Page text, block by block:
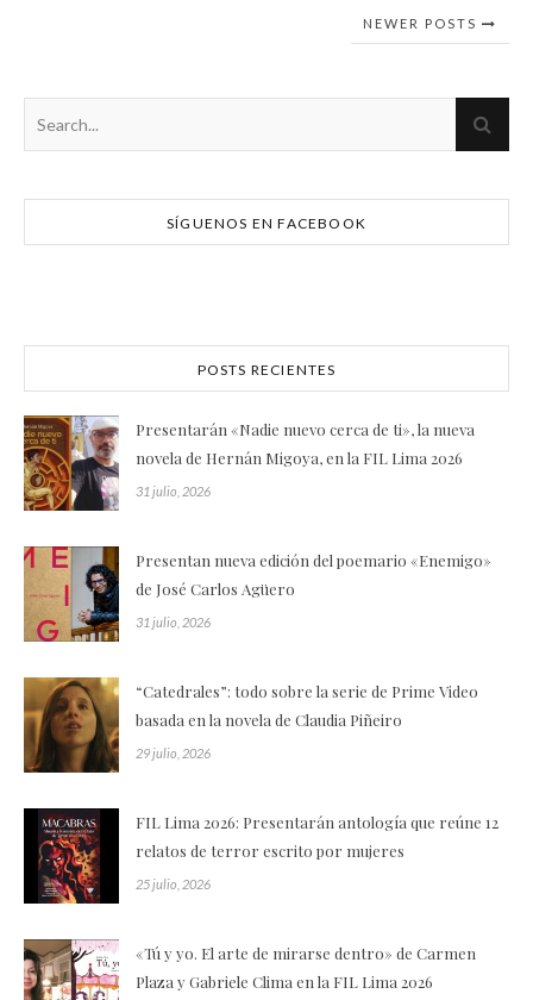
NEWER POSTS
SÍGUENOS EN FACEBOOK
POSTS RECIENTES
Presentarán «Nadie nuevo cerca de ti», la nueva
novela de Hernán Migoya, en la FIL Lima 2026
31 julio, 2026
Presentan nueva edición del poemario «Enemigo»
de José Carlos Agüero
31 julio, 2026
“Catedrales”: todo sobre la serie de Prime Video
basada en la novela de Claudia Piñeiro
29 julio, 2026
FIL Lima 2026: Presentarán antología que reúne 12
relatos de terror escrito por mujeres
25 julio, 2026
«Tú y yo. El arte de mirarse dentro» de Carmen
Plaza y Gabriele Clima en la FIL Lima 2026